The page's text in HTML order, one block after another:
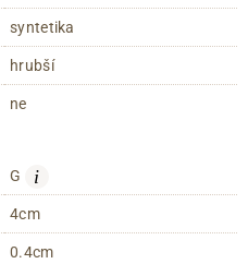
syntetika
hrubší
ne
G i
4cm
0.4cm